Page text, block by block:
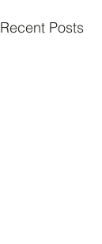
Recent Posts